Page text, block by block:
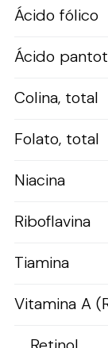
Ácido fólico
Ácido
Colina, total
Folato, total
Niacina
Riboflavina
Tiamina
Vitamina A